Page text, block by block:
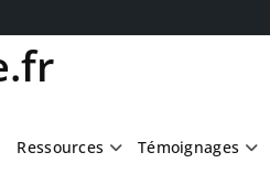
Ressources Témoignages